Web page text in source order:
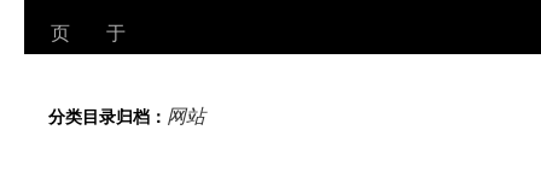
页
于
分类目录归档： 网站